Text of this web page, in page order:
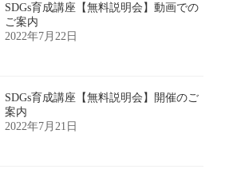
SDGs育成講座【無料説明会】動画での
ご案内
2022年7月22日
SDGs育成講座【無料説明会】開催のご
案内
2022年7月21日